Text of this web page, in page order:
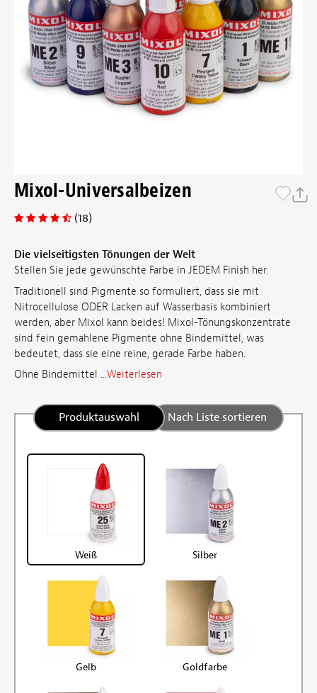
Mixol-Universalbeizen
(18)
Die vielseitigsten Tönungen der Welt
Stellen Sie jede gewünschte Farbe in JEDEM Finish her.
Traditionell sind Pigmente so formuliert, dass sie mit
Nitrocellulose ODER Lacken auf Wasserbasis kombiniert
werden, aber Mixol kann beides! Mixol-Tönungskonzentrate
sind fein gemahlene Pigmente ohne Bindemittel, was
bedeutet, dass sie eine reine, gerade Farbe haben.
Ohne Bindemittel ...Weiterlesen
Produktauswahl Nach Liste sortieren
Weiß Silber
Gelb Goldfarbe